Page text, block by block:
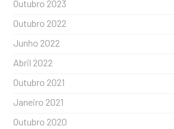
Outubro 2023
Outubro 2022
Junho 2022
Abril 2022
Outubro 2021
Janeiro 2021
Outubro 2020